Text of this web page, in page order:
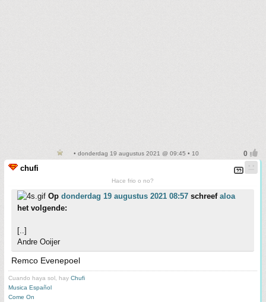
• donderdag 19 augustus 2021 @ 09:45 • 10
chufi
Hace frio o no?
Op donderdag 19 augustus 2021 08:57 schreef aloa
het volgende:
[..]
Andre Ooijer
Remco Evenepoel
Cuando haya sol, hay Chufi
Musica Español
Come On